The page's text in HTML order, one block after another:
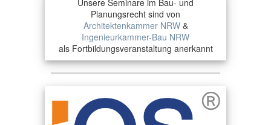
Unsere Seminare im Bau- und
Planungsrecht sind von
Architektenkammer NRW&
Ingenieurkammer-Bau NRW
als Fortbildungsveranstaltung anerkannt